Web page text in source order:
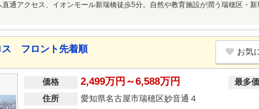
直通アクセス、イオンモール新瑞橋徒歩5分。自然や教育施設が潤う瑞穂区・
ス フロント先着順 お気
価格 2,499万円～6,588万円 最多
住所
愛知県名古屋市瑞穂区妙音通４